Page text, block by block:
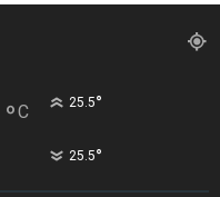
°C 25.5°
25.5°